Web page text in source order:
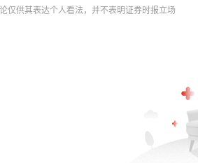
仅供其表达个人看法，并不表明证券时报立场